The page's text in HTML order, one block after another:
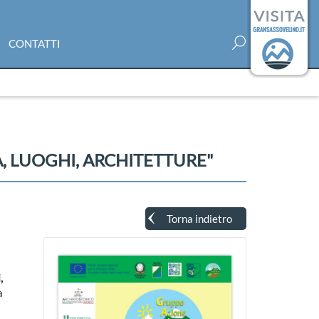
CONTATTI
LUOGHI, ARCHITETTURE"
Torna indietro